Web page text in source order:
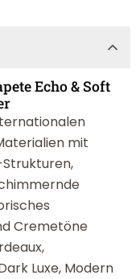
Echo & Soft
mit
Cremetöne
Luxe, Modern